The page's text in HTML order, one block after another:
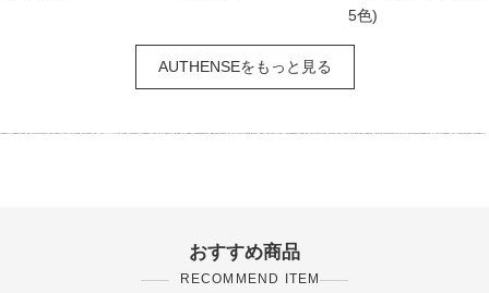
5色)
AUTHENSEをもっと見る
おすすめ商品
RECOMMEND ITEM